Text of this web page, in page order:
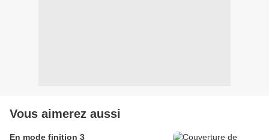
Vous aimerez aussi
En mode finition 3